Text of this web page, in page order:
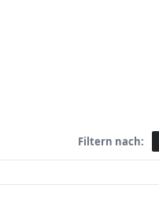
Filtern nach: